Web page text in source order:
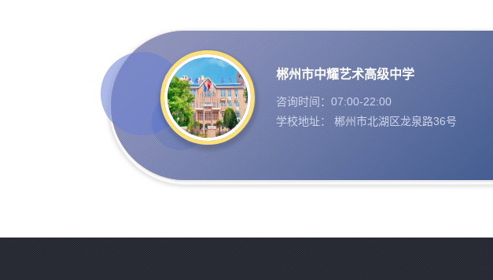
郴州市中耀艺术高级中学
咨询时间：07:00-22:00
学校地址： 郴州市北湖区龙泉路36号